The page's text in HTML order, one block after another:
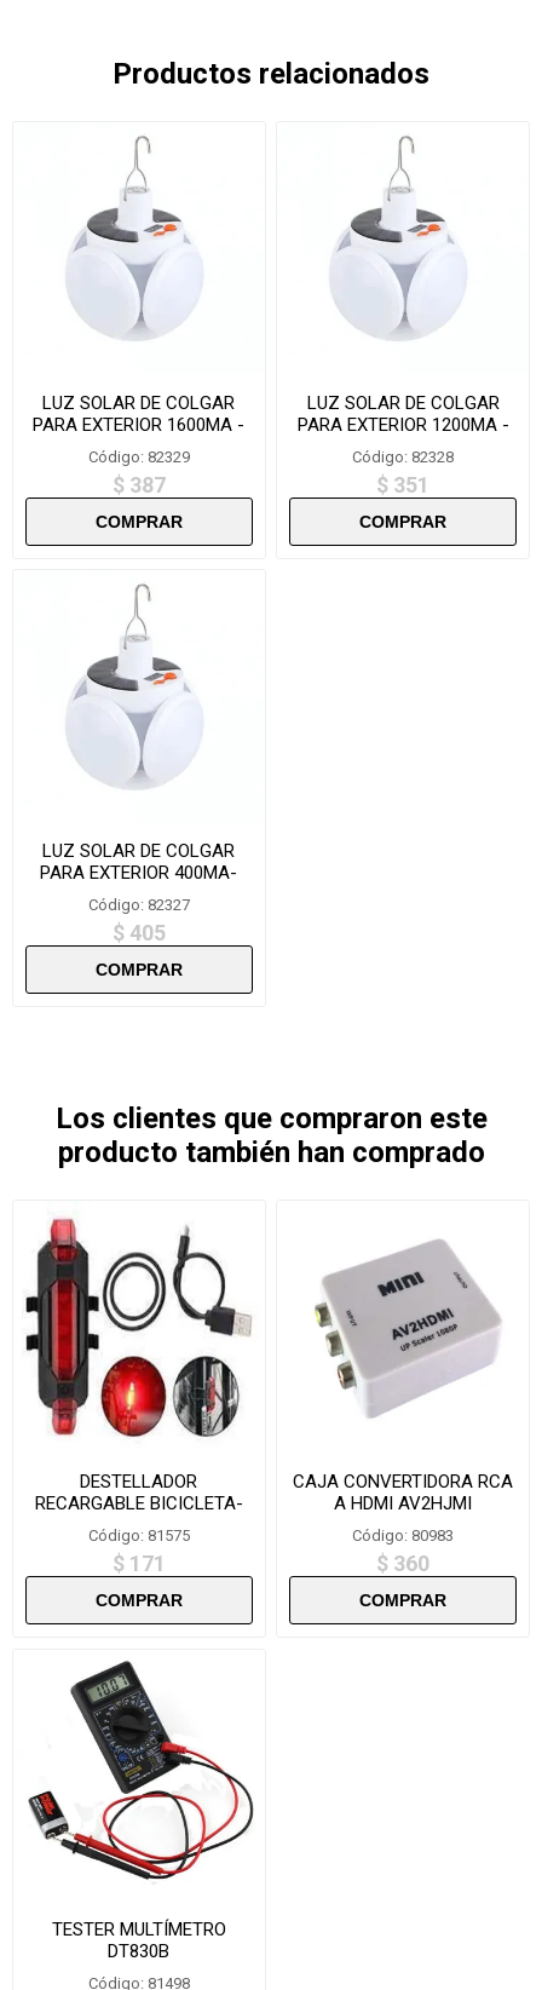
Productos relacionados
LUZ SOLAR DE COLGAR
PARA EXTERIOR 1600MA -
ZQD802
Código: 82329
$ 387
LUZ SOLAR DE COLGAR
PARA EXTERIOR 1200MA -
ZQD1200
Código: 82328
$ 351
LUZ SOLAR DE COLGAR
PARA EXTERIOR 400MA-
ZQD1202
Código: 82327
$ 405
Los clientes que compraron este
producto también han comprado
DESTELLADOR
RECARGABLE BICICLETA-
BS216
Código: 81575
$ 171
CAJA CONVERTIDORA RCA
A HDMI AV2HJMI
Código: 80983
$ 360
TESTER MULTÍMETRO
DT830B
Código: 81498